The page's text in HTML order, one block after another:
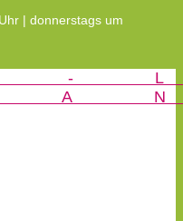
| donnerstags um